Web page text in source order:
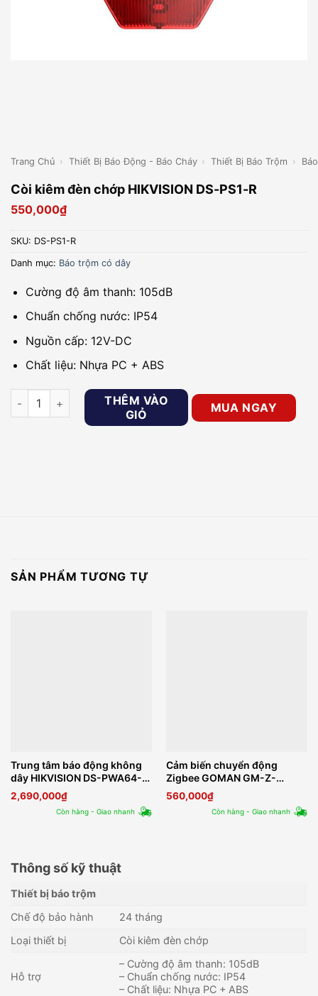
Trang Chủ › Thiết Bị Báo Động - Báo Cháy › Thiết Bị Báo Trộm ›
Còi kiêm đèn chớp HIKVISION DS-PS1-R
550,000₫
SKU: DS-PS1-R
Danh mục: Báo trộm có dây
Cường độ âm thanh: 105dB
Chuẩn chống nước: IP54
Nguồn cấp: 12V-DC
Chất liệu: Nhựa PC + ABS
Còi kiêm đèn chớp HIKVISION DS-PS1-R số lượng
THÊM VÀO
GIỎ
MUA NGAY
SẢN PHẨM TƯƠNG TỰ
Trung tâm báo động không
dây HIKVISION DS-PWA64-L-
WB
2,690,000₫
Còn hàng - Giao nhanh
Cảm biến chuyển động
Zigbee GOMAN GM-Z-
SM0365W
560,000₫
Còn hàng - Giao nhanh
Thông số kỹ thuật
Thiết bị báo trộm
Chế độ bảo hành
24 tháng
Loại thiết bị
Còi kiêm đèn chớp
Hỗ trợ
– Cường độ âm thanh: 105dB
– Chuẩn chống nước: IP54
– Chất liệu: Nhựa PC + ABS